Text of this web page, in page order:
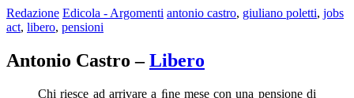
Redazione Edicola - Argomenti antonio castro, giuliano poletti, jobs
act, libero, pensioni
Antonio Castro –Libero
Chi riesce ad arrivare a ﬁne mese con una pensione di